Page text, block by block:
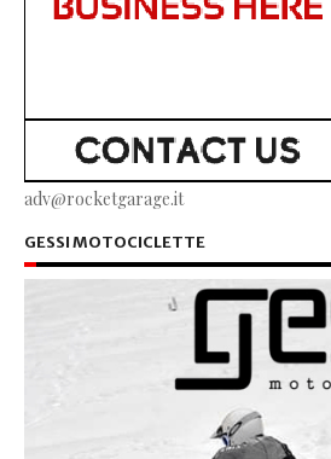
adv@rocketgarage.it
GESSI MOTOCICLETTE